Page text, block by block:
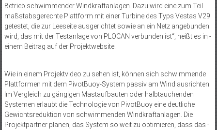
Betrieb schwimmender Windkraftanlagen. Dazu wird eine zum Teil
maßstabsgerechte Plattform mit einer Turbine des Typs ­Vestas V29
getestet, die zur Leeseite ausgerichtet sowie an ein Netz angebunden
wird, das mit der Testanlage von ­PLOCAN verbunden ist“, heißt es in ­
einem Beitrag auf der ­Projektwebsite.
Wie in einem Projektvideo zu sehen ist, können sich schwimmende
Plattformen mit dem PivotBuoy-System passiv am Wind ausrichten.
Im ­Vergleich zu gängigen ­Mastaufbauten oder halbtauchenden
Systemen erlaubt die ­Technologie von PivotBuoy eine ­deutliche
Gewichtsreduktion von schwimmenden Windkraftanlagen. Die
Projektpartner ­planen, das System so weit zu optimieren, dass das ­